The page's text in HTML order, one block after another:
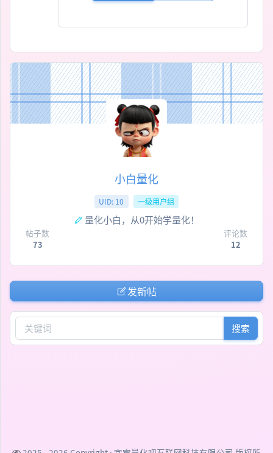
小白量化
UID: 10 一级用户组
量化小白，从0开始学量化！
帖子数
73
评论数
12
发新帖
搜索